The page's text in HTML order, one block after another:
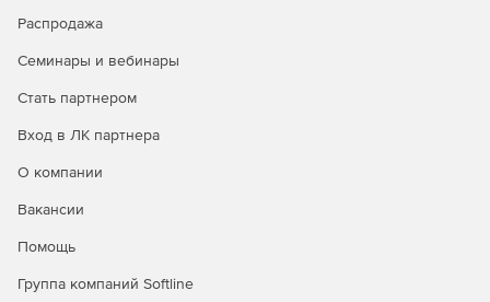
Распродажа
Семинары и вебинары
Стать партнером
Вход в ЛК партнера
О компании
Вакансии
Помощь
Группа компаний Softline